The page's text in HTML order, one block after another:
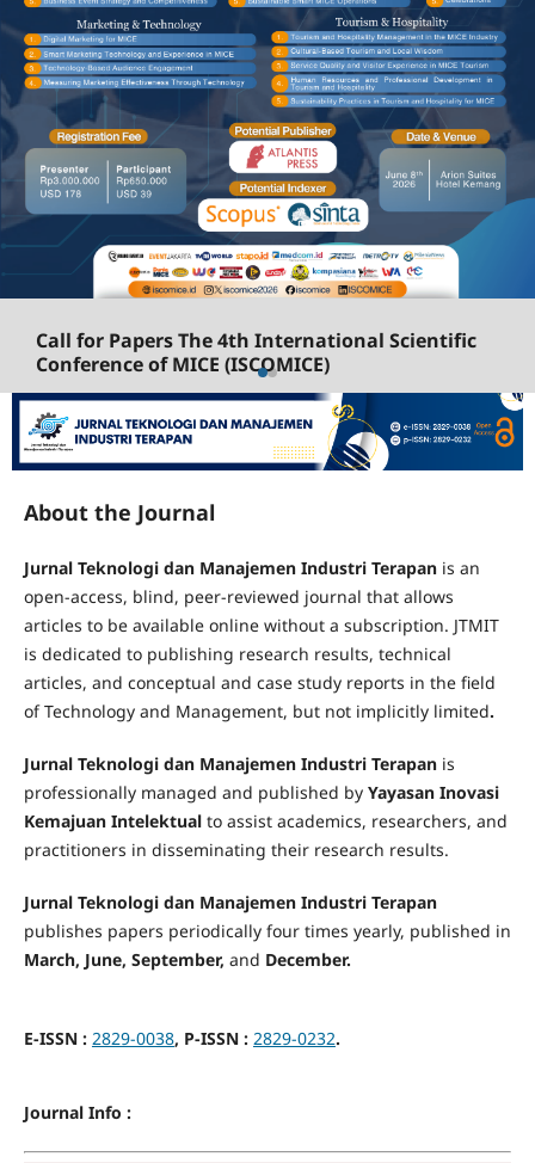
Call for Papers The 4th International Scientific
Conference of MICE (ISCOMICE)
The International Scientific Conference of MICE
(ISCOMICE) is an annual academic conference that
brings together academics, researchers, and
innovations in the Meetings, Incentives, Conventions,
and Exhibitions (MICE) industry. The conference is held
years.
Read More
About the Journal
Jurnal Teknologi dan Manajemen Industri Terapan is an
open-access, blind, peer-reviewed journal that allows
articles to be available online without a subscription. JTMIT
is dedicated to publishing research results, technical
articles, and conceptual and case study reports in the field
of Technology and Management, but not implicitly limited.
Jurnal Teknologi dan Manajemen Industri Terapan is
professionally managed and published by Yayasan Inovasi
Kemajuan Intelektualto assist academics, researchers, and
practitioners in disseminating their research results.
Jurnal Teknologi dan Manajemen Industri Terapan
publishes papers periodically four times yearly, published in
March, June, September, and December.
E-ISSN : 2829-0038, P-ISSN : 2829-0232.
Journal Info :